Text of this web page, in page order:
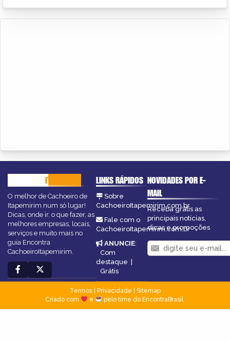
ITAPEMIRIM
O melhor de Cachoeiro de
Itapemirim num só lugar!
Dicas, onde ir, o que fazer, as
melhores empresas, locais,
serviços e muito mais no
guia Encontra
CachoeiroItapemirim.
LINKS RÁPIDOS
Sobre
CachoeiroItapemirim.com.br
Fale com o
CachoeiroItapemirim.com.br
ANUNCIE:
Com
destaque |
Grátis
NOVIDADES POR E-
MAIL
Receba grátis as
principais notícias,
dicas e promoções
Termos| Privacidade
Sitemap
Criado com
e pelo time do EncontraBrasil